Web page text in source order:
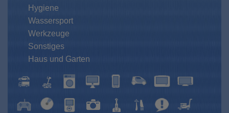
Hygiene
Wassersport
Werkzeuge
Sonstiges
Haus und Garten